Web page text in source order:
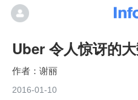
Uber 令人惊讶的
谢丽
2016-01-10